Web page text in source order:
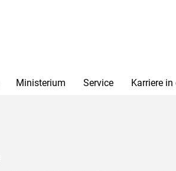
Ministerium Service Karriere